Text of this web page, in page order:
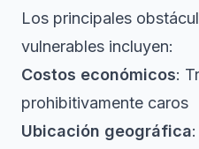
Los principales
vulnerables incluyen:
Costos económicos:
prohibitivamente caros
Ubicación geográfica